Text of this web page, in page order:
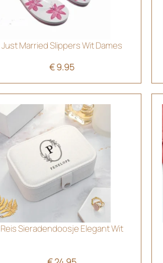
Just Married Slippers Wit Dames
€9.95
Reis Sieradendoosje Elegant Wit